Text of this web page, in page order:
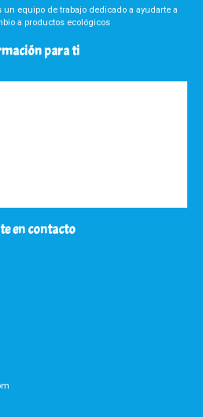
un equipo de trabajo dedicado a ayudarte a
a productos ecológicos
para ti
en contacto